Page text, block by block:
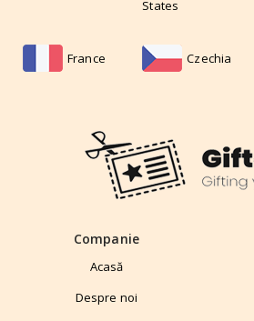
States
France Czechia
Companie
Acasă
Despre noi